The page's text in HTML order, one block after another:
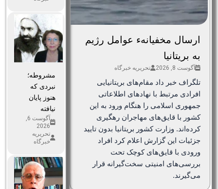
ارسال مخفیانهء عوامل رژیم
به بریتانیا
آگوست 8, 2026 تحریریه خبرگاه
تلگراف خبر داد مقام‌های بریتانیایی
افرادی مرتبط با نهادهای اطلاعاتی
جمهوری اسلامی را هنگام ورود به این
کشور با قایق‌های مهاجران رهگیری
کرده‌اند. وزارت کشور بریتانیا بدون تایید
جزئیات این گزارش اعلام کرد افراد
ورودی با قایق‌های کوچک تحت
بررسی‌های امنیتی سخت‌گیرانه قرار
می‌گیرند.
مشروطه؛
نبردی که
هنوز پایان
نیافته
آگوست 6,
2026
تحریریه
خبرگاه